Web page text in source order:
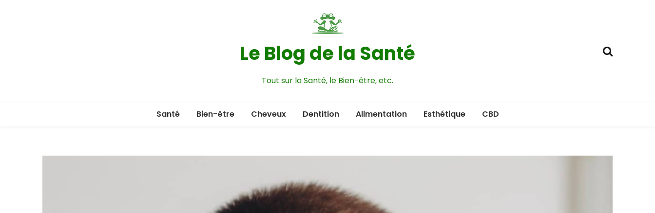
Le Blog de la Santé
Tout sur la Santé, le Bien-être, etc.
Santé Bien-être Cheveux Dentition Alimentation Esthétique CBD